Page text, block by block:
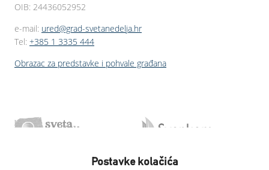
OIB: 24436052952
e-mail: ured@grad-svetanedelja.hr
Tel: +385 1 3335 444
Obrazac za predstavke i pohvale građana
Postavke kolačića